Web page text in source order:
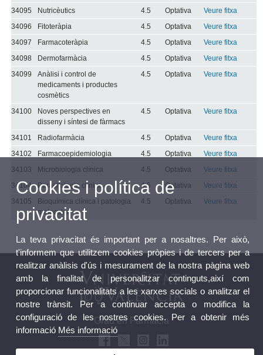
34095
Nutricèutics 4.5 Optativa
Veure fitxa
34096
Fitoteràpia 4.5 Optativa
Veure fitxa
34097
Farmacoteràpia 4.5 Optativa
Veure fitxa
34098
Dermofarmàcia 4.5 Optativa
Veure fitxa
34099
Anàlisi i control de
medicaments i productes
cosmètics
4.5 Optativa Veure fitxa
34100
Noves perspectives en
disseny i síntesi de fàrmacs
4.5 Optativa Veure fitxa
34101 Radiofarmàcia 4.5 Optativa
Veure fitxa
34102
Farmacoepidemiologia 4.5 Optativa
Veure fitxa
34103
Microbiologia clínica 4.5 Optativa
Veure fitxa
34104
Parasitologia clínica 4.5 Optativa
Veure fitxa
34105
Bioquímica clínica i patologia
molecular
4.5 Optativa Veure fitxa
Grau en Farmàcia
Cookies i política de
privacitat
La teva privacitat és important per a nosaltres. Per això,
t'informem que utilitzem cookies pròpies i de tercers per a
realitzar anàlisis d'ús i mesurament de la nostra pàgina web
amb la finalitat de personalitzar continguts,així com
proporcionar funcionalitats a les xarxes socials o analitzar el
nostre trànsit. Per a continuar accepta o modifica la
configuració de les nostres cookies. Per a obtenir més
informació Més informació